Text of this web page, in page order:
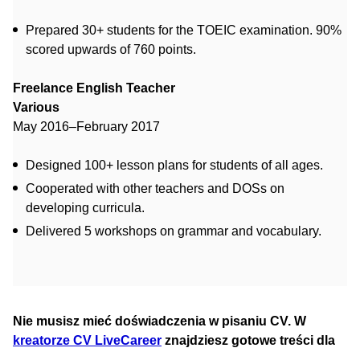
Prepared 30+ students for the TOEIC examination. 90%
scored upwards of 760 points.
Freelance English Teacher
Various
May 2016–February 2017
Designed 100+ lesson plans for students of all ages.
Cooperated with other teachers and DOSs on
developing curricula.
Delivered 5 workshops on grammar and vocabulary.
Nie musisz mieć doświadczenia w pisaniu CV. W
kreatorze CV LiveCareer znajdziesz gotowe treści dla